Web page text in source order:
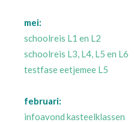
mei:
schoolreis L1 en L2
schoolreis L3, L4, L5 en L6
testfase eetjemee L5
februari:
infoavond kasteelklassen